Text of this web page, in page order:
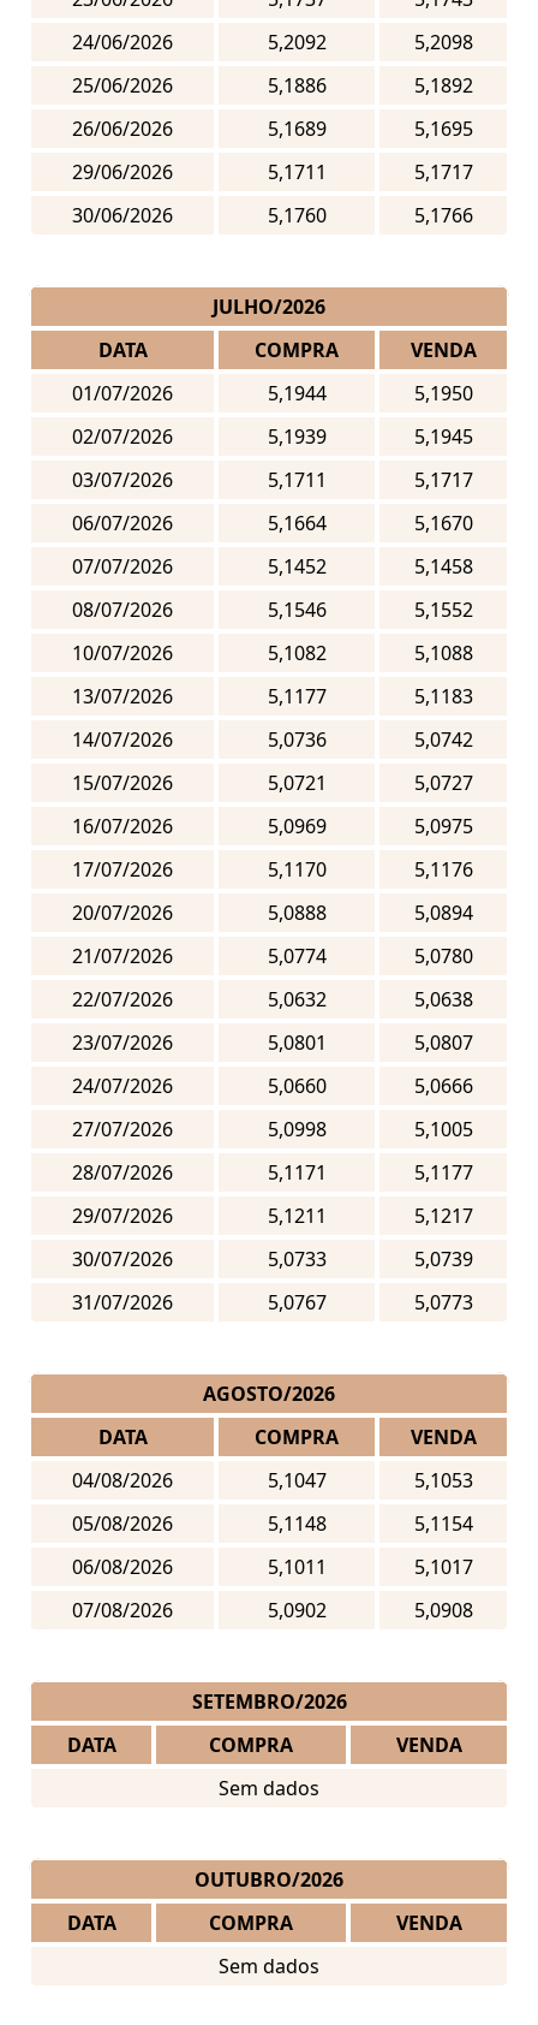
24/06/2026
5,2092
5,2098
25/06/2026
5,1886
5,1892
26/06/2026
5,1689
5,1695
29/06/2026
5,1711
5,1717
30/06/2026
5,1760 5,1766
JULHO/2026
DATA
COMPRA
VENDA
01/07/2026
5,1944
5,1950
02/07/2026
5,1939
5,1945
03/07/2026
5,1711
5,1717
06/07/2026
5,1664
5,1670
07/07/2026
5,1452
5,1458
08/07/2026
5,1546
5,1552
10/07/2026
5,1082
5,1088
13/07/2026
5,1177
5,1183
14/07/2026
5,0736
5,0742
15/07/2026
5,0721
5,0727
16/07/2026
5,0969
5,0975
17/07/2026
5,1170
5,1176
20/07/2026
5,0888
5,0894
21/07/2026
5,0774
5,0780
22/07/2026
5,0632
5,0638
23/07/2026
5,0801
5,0807
24/07/2026
5,0660
5,0666
27/07/2026
5,0998
5,1005
28/07/2026
5,1171
5,1177
29/07/2026
5,1211
5,1217
30/07/2026
5,0733
5,0739
31/07/2026
5,0767 5,0773
AGOSTO/2026
DATA
COMPRA
VENDA
04/08/2026
5,1047
5,1053
05/08/2026
5,1148
5,1154
06/08/2026
5,1011
5,1017
07/08/2026
5,0902 5,0908
SETEMBRO/2026
DATA
COMPRA
VENDA
Sem dados
OUTUBRO/2026
DATA
COMPRA
VENDA
Sem dados